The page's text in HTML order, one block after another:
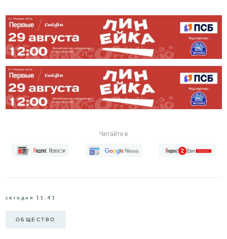
Читайте в
сегодня 11:41
ОБЩЕСТВО